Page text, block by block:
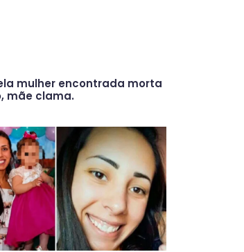
mulher encontrada morta
mãe clama.